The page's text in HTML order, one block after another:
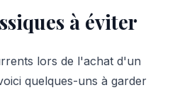
à éviter
lors de l'achat d'un
quelques-uns à garder